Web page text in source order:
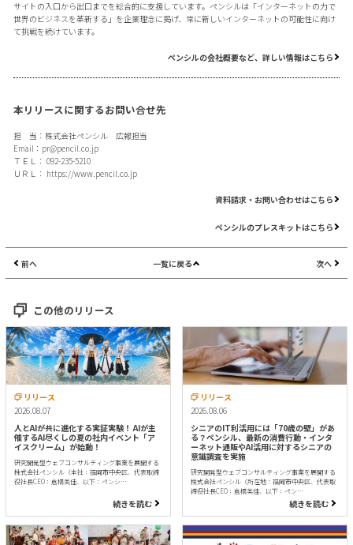
サイトの入口から出口までを総合的に支援しています。ペンシルは「インターネットの力で
世界のビジネスを革新する」を企業理念に掲げ、常に新しいインターネットの可能性に向け
て挑戦を続けています。
ペンシルの会社概要など、詳しい情報はこちら
本リリースに関するお問い合せ先
担 当：株式会社ペンシル 広報担当
Email： pr@pencil.co.jp
ＴＥＬ： 092-235-5210
ＵＲＬ： https://www.pencil.co.jp
資料請求・お問い合わせはこちら
ペンシルのプレスキットはこちら
前へ 一覧に戻る 次へ
この他のリリース
リリース
2026.08.07
人とAIが共に進化する実証実験！ AIが主
催するAI尽くしの夏の社内イベント「ア
イスクリーム」が始動！
研究開発型ウェブコンサルティング事業を展開する
株式会社ペンシル（本社：福岡市中央区、代表取締
役社長CEO：倉橋美佳、以下：ペンシ…
続きを読む
リリース
2026.08.06
シニアのIT利活用には「70歳の壁」があ
る？ペンシル、最新の消費行動・インタ
ーネット通販やAI活用に対するシニアの
意識調査を実施
研究開発型ウェブコンサルティング事業を展開する
株式会社ペンシル（所在地：福岡市中央区、代表取
締役社長CEO：倉橋美佳、以下：ペン…
続きを読む